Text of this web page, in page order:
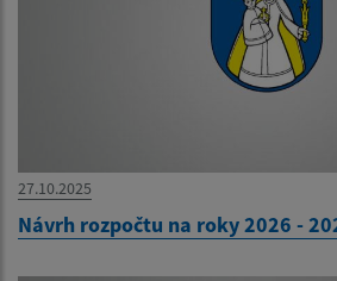
27.10.2025
Návrh rozpočtu na roky 2026 -